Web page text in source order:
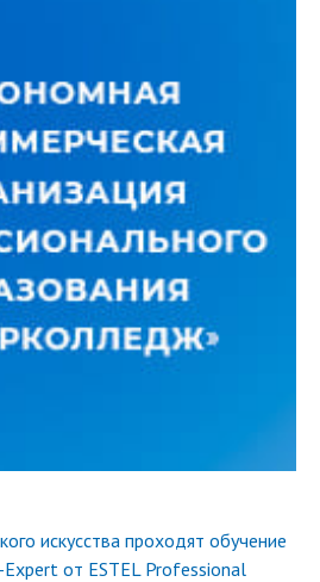
искусства проходят обучение
Expert от ESTEL Professional